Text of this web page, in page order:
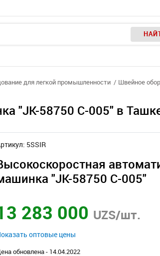
для легкой промышленности Швейное
"JK-58750 С-005" в
5SSIR
"JK-58750 С-005"
283 000 UZS/шт.
оптовые цены
обновлена - 14.04.2022